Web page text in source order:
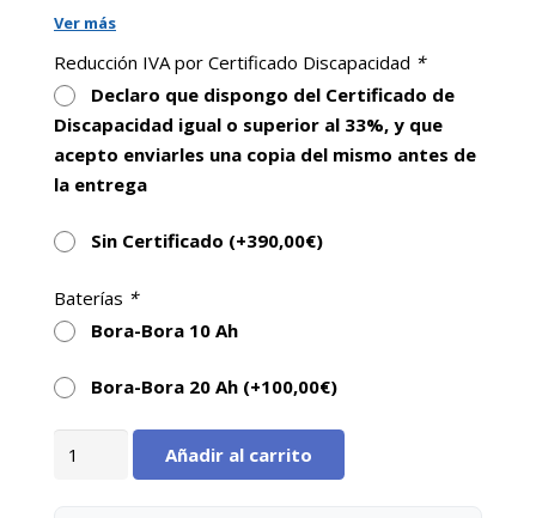
km/h✅
✅
Autonomía: 10–15 km (10Ah)
20–25 km
(20Ah)
Ideal para espacios reducidos:
profundidad compacta
103 cm
Reposabrazos abatibles y extraíbles + cojines
extraíbles ✅
Luz LED delantera
intuitivo con indicador de batería ✅ Soporta hasta
125 kg
+ desconexión del motor
👉 Ver más scooters eléctricos
Ver más
Reducción IVA por Certificado Discapacidad *
Declaro que dispongo del Certificado de
Discapacidad igual o superior al 33%, y que
acepto enviarles una copia del mismo antes de
la entrega
Sin Certificado (+390,00€)
Baterías *
Bora-Bora 10 Ah
Bora-Bora 20 Ah (+100,00€)
Añadir al carrito